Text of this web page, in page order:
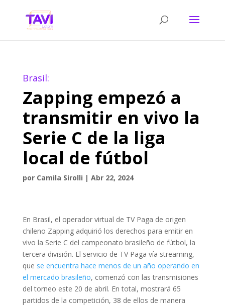
Brasil:
Zapping empezó a
transmitir en vivo la
Serie C de la liga
local de fútbol
por Camila Sirolli | Abr 22, 2024
En Brasil, el operador virtual de TV Paga de origen
chileno Zapping adquirió los derechos para emitir en
vivo la Serie C del campeonato brasileño de fútbol, la
tercera división. El servicio de TV Paga vía streaming,
que se encuentra hace menos de un año operando en
el mercado brasileño, comenzó con las transmisiones
del torneo este 20 de abril. En total, mostrará 65
partidos de la competición, 38 de ellos de manera